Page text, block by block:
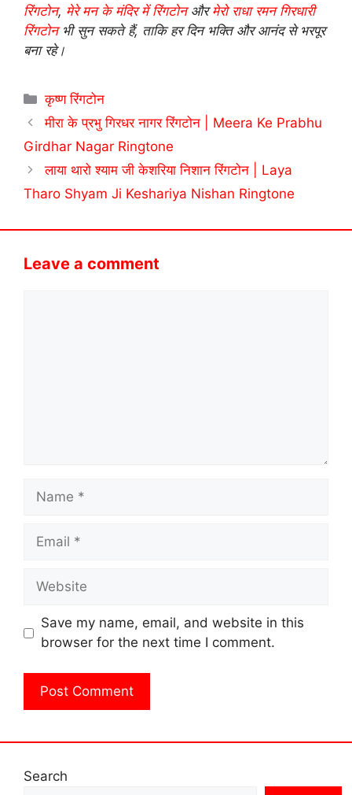
रिंगटोन, मेरे मन के मंदिर में रिंगटोनऔरमेरो राधा रमन गिरधारी
रिंगटोनभी सुन सकते हैं, ताकि हर दिन भक्ति और आनंद से भरपूर
बना रहे।
Categories
कृष्ण रिंगटोन
मीरा के प्रभु गिरधर नागर रिंगटोन | Meera Ke Prabhu
Girdhar Nagar Ringtone
लाया थारो श्याम जी केशरिया निशान रिंगटोन | Laya
Tharo Shyam Ji Keshariya Nishan Ringtone
Leave a comment
Name
Email
Website
Save my name, email, and website in this
browser for the next time I comment.
Search